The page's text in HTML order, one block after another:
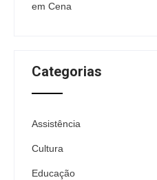
em Cena
Categorias
Assistência
Cultura
Educação